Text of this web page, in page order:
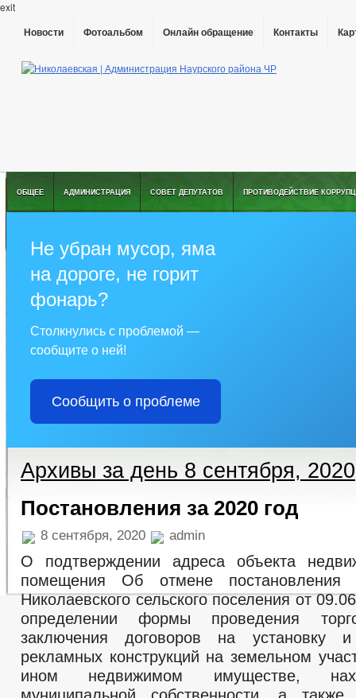
exit
Новости Фотоальбом Онлайн обращение Контакты
ОБЩЕЕ АДМИНИСТРАЦИЯ СОВЕТ ДЕПУТАТОВ ПРОТИВОДЕЙСТВИЕ
Не убран мусор, яма
на дороге, не горит
фонарь?
Столкнулись с проблемой —
сообщите о ней!
Сообщить о проблеме
Архивы за день 8 сентября, 2020
Постановления за 2020 год
8 сентября, 2020 admin
О подтверждении адреса объекта
помещения Об отмене постановления
Николаевского сельского поселения от
определении формы проведения
заключения договоров на установку и
рекламных конструкций на земельном
ином недвижимом имуществе,